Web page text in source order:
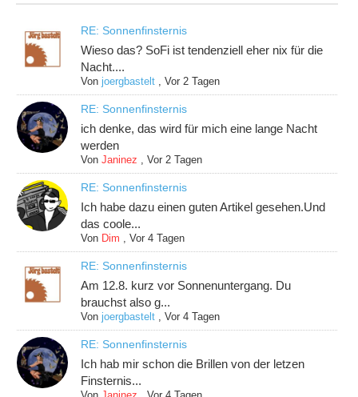
RE: Sonnenfinsternis
Wieso das? SoFi ist tendenziell eher nix für die
Nacht....
Vonjoergbastelt ,Vor 2 Tagen
RE: Sonnenfinsternis
ich denke, das wird für mich eine lange Nacht
werden
VonJaninez ,Vor 2 Tagen
RE: Sonnenfinsternis
Ich habe dazu einen guten Artikel gesehen.Und
das coole...
Von Dim ,Vor 4 Tagen
RE: Sonnenfinsternis
Am 12.8. kurz vor Sonnenuntergang. Du
brauchst also g...
Vonjoergbastelt ,Vor 4 Tagen
RE: Sonnenfinsternis
Ich hab mir schon die Brillen von der letzen
Finsternis...